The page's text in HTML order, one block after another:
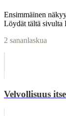
Ensimmäinen
Löydät tältä sivulta
2 sananlaskua
Velvollisuus